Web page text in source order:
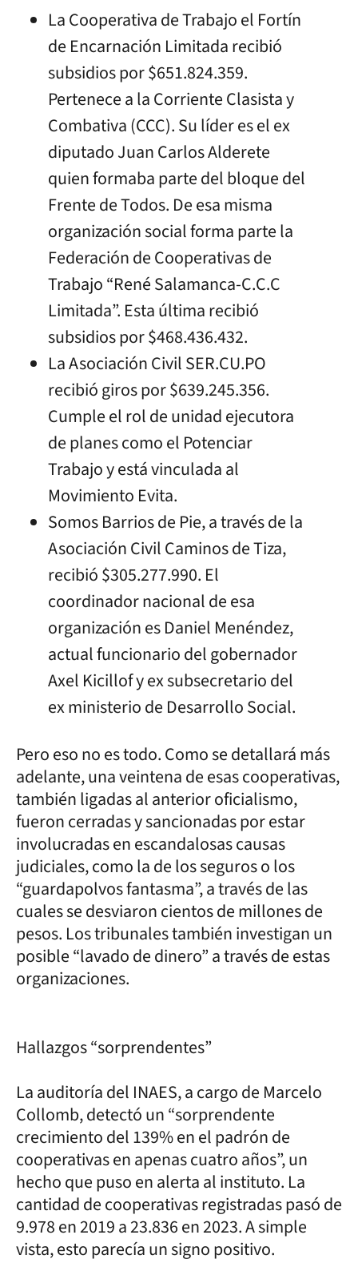
La Cooperativa de Trabajo el Fortín
de Encarnación Limitada recibió
subsidios por $651.824.359.
Pertenece a la Corriente Clasista y
Combativa (CCC). Su líder es el ex
diputado Juan Carlos Alderete
quien formaba parte del bloque del
Frente de Todos. De esa misma
organización social forma parte la
Federación de Cooperativas de
Trabajo “René Salamanca-C.C.C
Limitada”. Esta última recibió
subsidios por $468.436.432.
La Asociación Civil SER.CU.PO
recibió giros por $639.245.356.
Cumple el rol de unidad ejecutora
de planes como el Potenciar
Trabajo y está vinculada al
Movimiento Evita.
Somos Barrios de Pie, a través de la
Asociación Civil Caminos de Tiza,
recibió $305.277.990. El
coordinador nacional de esa
organización es Daniel Menéndez,
actual funcionario del gobernador
Axel Kicillof y ex subsecretario del
ex ministerio de Desarrollo Social.
Pero eso no es todo. Como se detallará más
adelante, una veintena de esas cooperativas,
también ligadas al anterior oficialismo,
fueron cerradas y sancionadas por estar
involucradas en escandalosas causas
judiciales, como la de los seguros o los
“guardapolvos fantasma”, a través de las
cuales se desviaron cientos de millones de
pesos. Los tribunales también investigan un
posible “lavado de dinero” a través de estas
organizaciones.
Hallazgos “sorprendentes”
La auditoría del INAES, a cargo de Marcelo
Collomb, detectó un “sorprendente
crecimiento del 139% en el padrón de
cooperativas en apenas cuatro años”, un
hecho que puso en alerta al instituto. La
cantidad de cooperativas registradas pasó de
9.978 en 2019 a 23.836 en 2023. A simple
vista, esto parecía un signo positivo.